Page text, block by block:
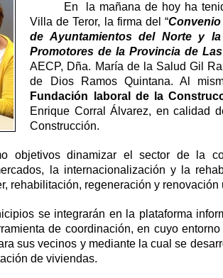
En la mañana de hoy ha
Villa de Teror, la firma del “
de Ayuntamientos del Norte y
Promotores de la Provincia de
AECP, Dña. María de la Salud Gil
de Dios Ramos Quintana. Al
Fundación laboral de la
Enrique Corral Álvarez, en calidad
Construcción.
objetivos dinamizar el sector de la
la internacionalización y la
rehabilitación, regeneración y renovación
se integrarán en la plataforma
de coordinación, en cuyo
sus vecinos y mediante la cual se
de viviendas.